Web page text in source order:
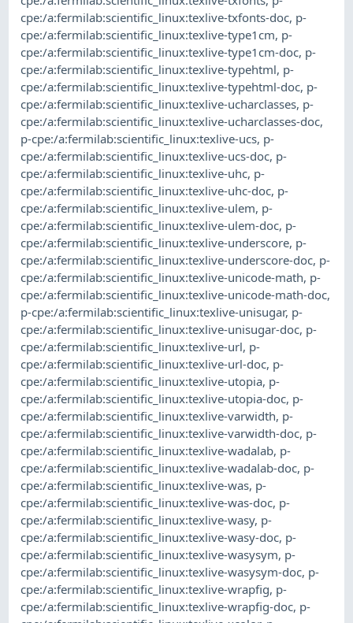
cpe:/a:fermilab:scientific_linux:texlive-txfonts-doc, p-
cpe:/a:fermilab:scientific_linux:texlive-type1cm, p-
cpe:/a:fermilab:scientific_linux:texlive-type1cm-doc, p-
cpe:/a:fermilab:scientific_linux:texlive-typehtml, p-
cpe:/a:fermilab:scientific_linux:texlive-typehtml-doc, p-
cpe:/a:fermilab:scientific_linux:texlive-ucharclasses, p-
cpe:/a:fermilab:scientific_linux:texlive-ucharclasses-doc,
p-cpe:/a:fermilab:scientific_linux:texlive-ucs, p-
cpe:/a:fermilab:scientific_linux:texlive-ucs-doc, p-
cpe:/a:fermilab:scientific_linux:texlive-uhc, p-
cpe:/a:fermilab:scientific_linux:texlive-uhc-doc, p-
cpe:/a:fermilab:scientific_linux:texlive-ulem, p-
cpe:/a:fermilab:scientific_linux:texlive-ulem-doc, p-
cpe:/a:fermilab:scientific_linux:texlive-underscore, p-
cpe:/a:fermilab:scientific_linux:texlive-underscore-doc, p-
cpe:/a:fermilab:scientific_linux:texlive-unicode-math, p-
cpe:/a:fermilab:scientific_linux:texlive-unicode-math-doc,
p-cpe:/a:fermilab:scientific_linux:texlive-unisugar, p-
cpe:/a:fermilab:scientific_linux:texlive-unisugar-doc, p-
cpe:/a:fermilab:scientific_linux:texlive-url, p-
cpe:/a:fermilab:scientific_linux:texlive-url-doc, p-
cpe:/a:fermilab:scientific_linux:texlive-utopia, p-
cpe:/a:fermilab:scientific_linux:texlive-utopia-doc, p-
cpe:/a:fermilab:scientific_linux:texlive-varwidth, p-
cpe:/a:fermilab:scientific_linux:texlive-varwidth-doc, p-
cpe:/a:fermilab:scientific_linux:texlive-wadalab, p-
cpe:/a:fermilab:scientific_linux:texlive-wadalab-doc, p-
cpe:/a:fermilab:scientific_linux:texlive-was, p-
cpe:/a:fermilab:scientific_linux:texlive-was-doc, p-
cpe:/a:fermilab:scientific_linux:texlive-wasy, p-
cpe:/a:fermilab:scientific_linux:texlive-wasy-doc, p-
cpe:/a:fermilab:scientific_linux:texlive-wasysym, p-
cpe:/a:fermilab:scientific_linux:texlive-wasysym-doc, p-
cpe:/a:fermilab:scientific_linux:texlive-wrapfig, p-
cpe:/a:fermilab:scientific_linux:texlive-wrapfig-doc, p-